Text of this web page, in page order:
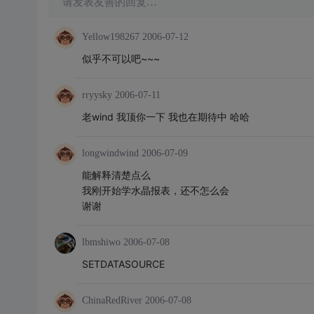
Yellow198267 2006-07-12
似乎不可以吧~~~
rryysky 2006-07-11
老wind 我顶你一下 我也在期待中 哈哈
longwindwind 2006-07-09
能解释清楚点么
我刚开始学水晶报表，还不怎么会
谢谢
lbmshiwo 2006-07-08
SETDATASOURCE
ChinaRedRiver 2006-07-08